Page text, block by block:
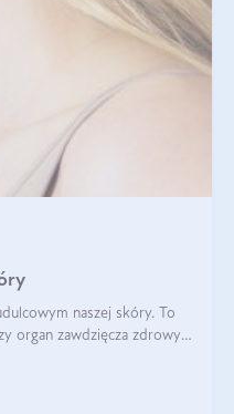
naszej skóry. To
organ zawdzięcza zdrowy